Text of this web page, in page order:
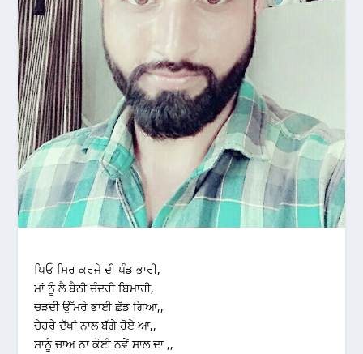
ਪਿਓ ਸਿਰ ਕਰਜੇ ਦੀ ਪੰਡ ਭਾਰੀ,
ਮਾਂ ਨੂੰ ਲੈ ਬੈਠੀ ਚੰਦਰੀ ਬਿਮਾਰੀ,
ਚੜਦੀ ਉੱਮਰੇ ਭਾਈ ਛੱਡ ਗਿਆ,,
ਚੇਹਰੇ ਦੁੱਖਾਂ ਨਾਲ ਬੱਗੇ ਹੋਏ ਆ,,
ਸਾਨੂੰ ਚਾਅ ਨਾ ਕੋਈ ਨਵੇਂ ਸਾਲ ਦਾ ,,